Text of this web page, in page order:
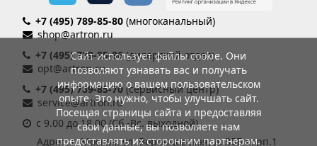
+7 (495) 789-85-80 (многоканальный)
shop@artron.ru
+7 (495) 789-85-86(дилерский отдел)
opt@artron.ru
+7 (495) 789-85-70 (сервисный центр)
service@artron.ru
с 9.00 до 18.00 (Сб.-Вс. выходной)
Адрес: г. Москва, ул. Воронцовская, д. 35Б корп.1
Сайт использует файлы cookie. Они
позволяют узнавать вас и получать
информацию о вашем пользовательском
опыте. Это нужно, чтобы улучшать сайт.
Посещая страницы сайта и предоставляя
свои данные, вы позволяете нам
предоставлять их сторонним партнерам.